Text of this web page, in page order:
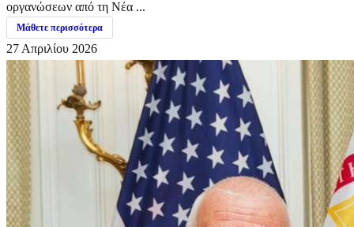
οργανώσεων από τη Νέα ...
Μάθετε περισσότερα
27 Απριλίου 2026